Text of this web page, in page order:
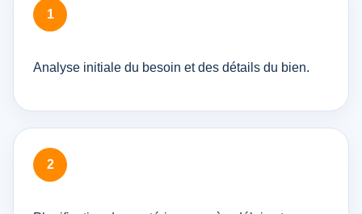
Analyse initiale du besoin et des détails du bien.